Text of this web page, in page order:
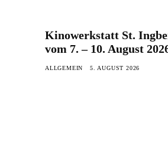
Kinowerkstatt St.
vom 7. – 10. August
ALLGEMEIN 5. AUGUST 2026